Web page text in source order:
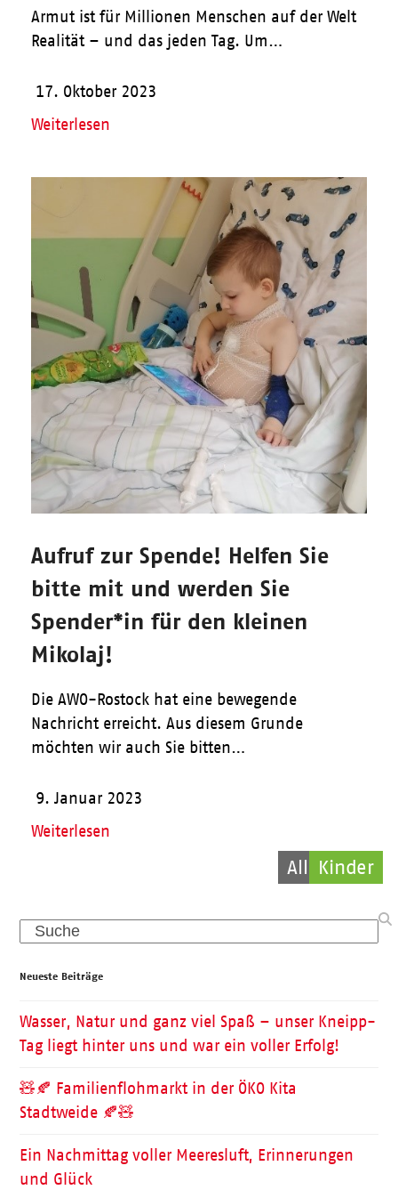
Pflege
Allgemein
Armut ist für Millionen Menschen auf der Welt
Realität – und das jeden Tag. Um…
17. Oktober 2023
Weiterlesen
Kinder
Aufruf zur Spende! Helfen Sie
bitte mit und werden Sie
Spender*in für den kleinen
Mikolaj!
Die AWO-Rostock hat eine bewegende
Nachricht erreicht. Aus diesem Grunde
möchten wir auch Sie bitten…
9. Januar 2023
Weiterlesen
Search
Neueste Beiträge
Wasser, Natur und ganz viel Spaß – unser Kneipp-
Tag liegt hinter uns und war ein voller Erfolg!
🧸🍂 Familienflohmarkt in der ÖKO Kita
Stadtweide 🍂🧸
Ein Nachmittag voller Meeresluft, Erinnerungen
und Glück